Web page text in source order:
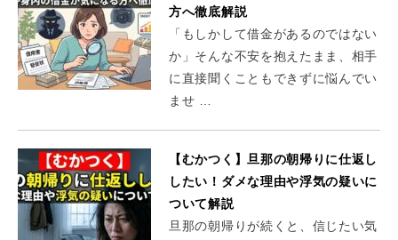
方へ徹底解説
「もしかして借金があるのではない
か」そんな不安を抱えたまま、相手
に直接聞くこともできずに悩んでい
ませ …
【むかつく】旦那の朝帰りに仕返し
したい！ダメな理由や浮気の疑いに
ついて解説
旦那の朝帰りが続くと、信じたい気